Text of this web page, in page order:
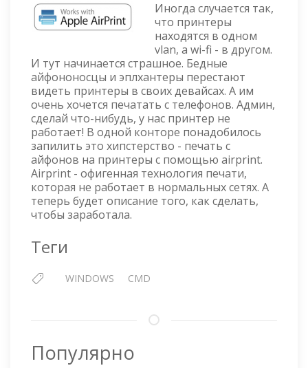
Иногда случается так,
что принтеры
находятся в одном
vlan, а wi-fi - в другом.
И тут начинается страшное. Бедные
айфононосцы и эплхантеры перестают
видеть принтеры в своих девайсах. А им
очень хочется печатать c телефонов. Админ,
сделай что-нибудь, у нас принтер не
работает! В одной конторе понадобилось
запилить это хипстерство - печать с
айфонов на принтеры с помощью airprint.
Airprint - офигенная технология печати,
которая не работает в нормальных сетях. А
теперь будет описание того, как сделать,
чтобы заработала.
Теги
WINDOWS CMD
Популярно